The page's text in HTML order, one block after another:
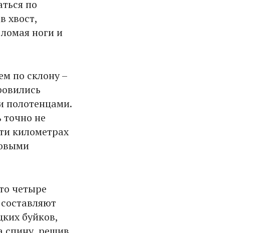
по
хвост,
ноги и
по склону –
полотенцами.
не
километрах
четыре
буйков,